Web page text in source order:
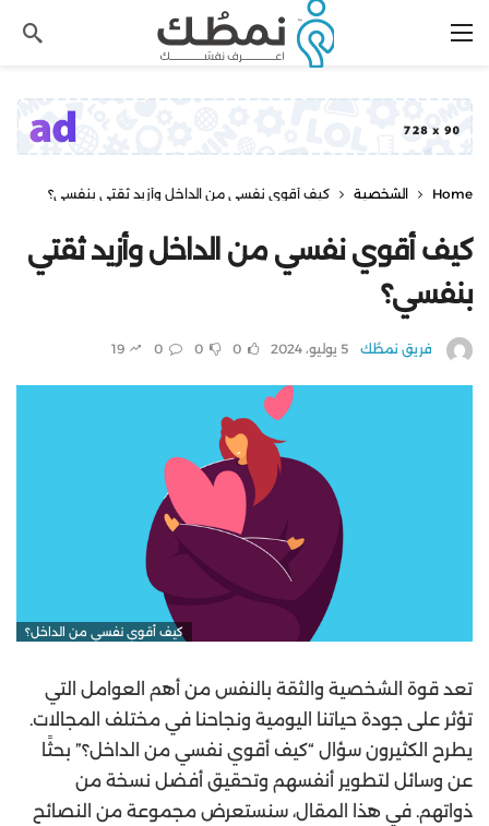
Home الشخصية كيف أقوي نفسي من الداخل وأزيد ثقتي بنفسي؟
كيف أقوي نفسي من الداخل وأزيد ثقتي
بنفسي؟
فريق نمطُك 5 يوليو، 2024 0
0
0
19
كيف أقوي نفسي من الداخل؟
تعد قوة الشخصية والثقة بالنفس من أهم العوامل التي
تؤثر على جودة حياتنا اليومية ونجاحنا في مختلف المجالات.
يطرح الكثيرون سؤال “كيف أقوي نفسي من الداخل؟” بحثًا
عن وسائل لتطوير أنفسهم وتحقيق أفضل نسخة من
ذواتهم. في هذا المقال، سنستعرض مجموعة من النصائح